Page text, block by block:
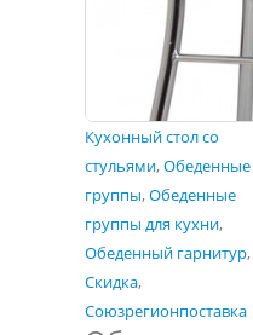
Кухонный стол со
стульями,Обеденные
группы,Обеденные
группы для кухни,
Обеденный гарнитур,
Скидка,
Союзрегионпоставка